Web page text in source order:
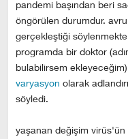
pandemi başından beri
öngörülen durumdur.
gerçekleştiği
programda bir doktor
bulabilirsem
varyasyon olarak
söyledi.
yaşanan değişim virüs'ün